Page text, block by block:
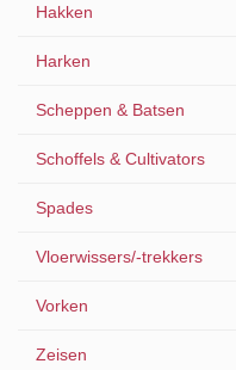
Hakken
Harken
Scheppen & Batsen
Schoffels & Cultivators
Spades
Vloerwissers/-trekkers
Vorken
Zeisen